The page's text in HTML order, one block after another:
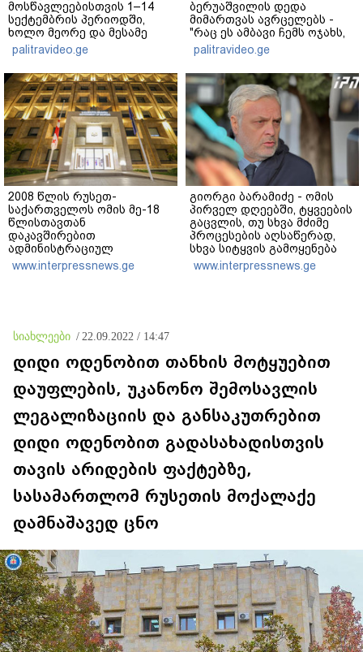
მოსწავლეებისთვის 1–14
სექტემბრის პერიოდში,
ხოლო მეორე და მესამე
ეტაპებზე...
palitravideo.ge
ბერუაშვილის დედა
მიმართვას ავრცელებს -
"რაც ეს ამბავი ჩემს ოჯახს,
ჩემს ანასტასიას გადახდა
თავს, მის მერე მე მე არ
ვარ"
palitravideo.ge
2008 წლის რუსეთ-
საქართველოს ომის მე-18
წლისთავთან
დაკავშირებით
ადმინისტრაციულ
შენობებზე სახელმწიფო
დროშები დაეშვა
www.interpressnews.ge
გიორგი ბარამიძე - ომის
პირველ დღეებში, ტყვეების
გაცვლის, თუ სხვა მძიმე
პროცესების აღსაწერად,
სხვა სიტყვის გამოყენება
აჯობებდა - არასდროს
მითქვამს, რომ ჩვენები
www.interpressnews.ge
სიახლეები / 22.09.2022 / 14:47
დიდი ოდენობით თანხის მოტყუებით
დაუფლების, უკანონო შემოსავლის
ლეგალიზაციის და განსაკუთრებით
დიდი ოდენობით გადასახადისთვის
თავის არიდების ფაქტებზე,
სასამართლომ რუსეთის მოქალაქე
დამნაშავედ ცნო